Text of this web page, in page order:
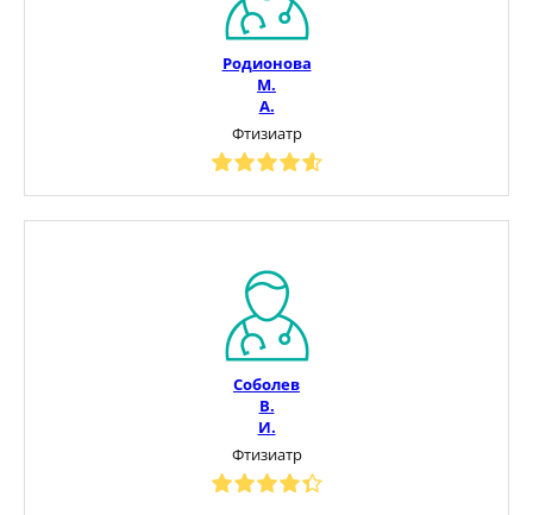
Родионова
М.
А.
Фтизиатр
Соболев
В.
И.
Фтизиатр